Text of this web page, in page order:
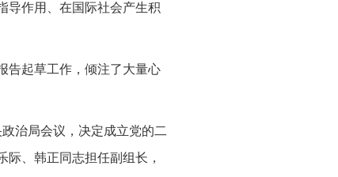
导作用、在国际社会产生积
告起草工作，倾注了大量心
治局会议，决定成立党的二
、韩正同志担任副组长，